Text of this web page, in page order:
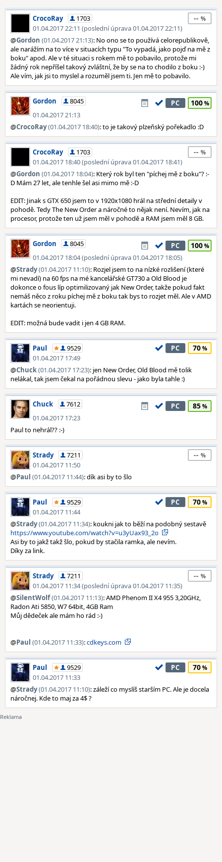
CrocoRay
1703
01.04.2017 22:11 (poslední úprava 01.04.2017 22:11)
--
@Gordon (01.04.2017 21:13): No ono se to používá celorepublikově,
ale narážím na to více v situacích typu "To vypadá, jako pojď na mě z
boku" apod. Ale v té situaci s rokem mě to pobavilo, protože mi
žádný rok nepříšel takový zvláštní, že by se na to chodilo z boku :-)
Ale vím, jak jsi to myslel a rozuměl jsem ti. Jen mě to pobavilo.
Gordon
8045
01.04.2017 21:13
PC 100
@CrocoRay(01.04.2017 18:40): to je takový plzeňský pořekadlo :D
CrocoRay
1703
01.04.2017 18:40 (poslední úprava 01.04.2017 18:41)
--
@Gordon (01.04.2017 18:04): Který rok byl ten "píchej mě z boku"? :-
D Mám 27 let, ale tenhle šel asi mimo mě :-D
EDIT: Jinak s GTX 650 jsem to v 1920x1080 hrál na střední detaily v
pohodě. Tedy The New Order a náročné to nějak není. Nevím, jak na
procesor, protože ten už jsem měl v pohodě a RAM jsem měl 8 GB.
Gordon
8045
01.04.2017 18:04 (poslední úprava 01.04.2017 18:05)
PC 100
@Strady(01.04.2017 11:10): Rozjel jsem to na nízké rozlišení (které
mi nevadí) na 60 fps na mé kancelářské GT730 a Old Blood je
dokonce o fous líp optimilizovaný jak New Order, takže pokud fakt
nemáš něco z roku píchej mě z boku tak bys to rozjet měl. Ale v AMD
kartách se neorientuji.
EDIT: možná bude vadit i jen 4 GB RAM.
Paul
9529
01.04.2017 17:49
PC 70
@Chuck(01.04.2017 17:23): jen New Order, Old Blood mě tolik
nelákal, tak jsem čekal na pořádnou slevu - jako byla tahle :)
Chuck
7612
01.04.2017 17:23
PC 85
Paul to nehrál?? :-)
Strady
7211
01.04.2017 11:50
--
@Paul (01.04.2017 11:44): dík asi by to šlo
Paul
9529
01.04.2017 11:44
PC 70
@Strady(01.04.2017 11:34): koukni jak to běží na podobný sestavě
https://www.youtube.com/watch?v=u3yUax93_2o
Asi by to jakž takž šlo, pokud by stačila ramka, ale nevím.
Díky za link.
Strady
7211
01.04.2017 11:34 (poslední úprava 01.04.2017 11:35)
--
@SilentWolf(01.04.2017 11:13): AMD Phenom II X4 955 3,20GHz,
Radon Ati 5850, W7 64bit, 4GB Ram
Můj dědeček ale mám ho rád :-)
@Paul (01.04.2017 11:33):cdkeys.com
Paul
9529
01.04.2017 11:33
PC 70
@Strady(01.04.2017 11:10): záleží co myslíš starším PC. Ale je docela
náročnej. Kde to maj za 4$ ?